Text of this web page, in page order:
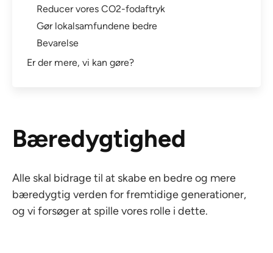
Reducer vores CO2-fodaftryk
Gør lokalsamfundene bedre
Bevarelse
Er der mere, vi kan gøre?
Bæredygtighed
Alle skal bidrage til at skabe en bedre og mere
bæredygtig verden for fremtidige generationer,
og vi forsøger at spille vores rolle i dette.